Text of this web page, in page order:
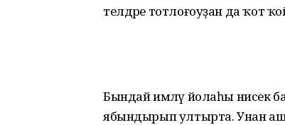
телдәре тотлоғоуҙан да ҡот
Бындай имләү йолаһы нисек
ябындырып ултырта. Унан аш